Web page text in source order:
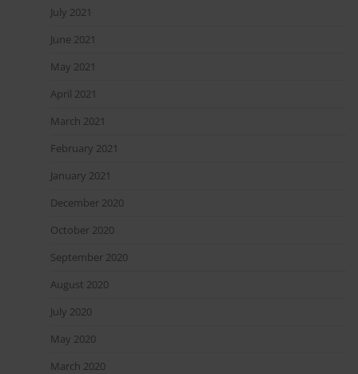
July 2021
June 2021
May 2021
April 2021
March 2021
February 2021
January 2021
December 2020
October 2020
September 2020
August 2020
July 2020
May 2020
March 2020